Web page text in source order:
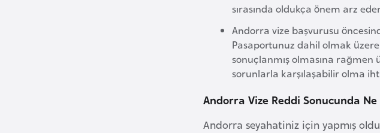
sırasında oldukça önem arz
Andorra vize başvurusu
Pasaportunuz dahil olmak
sonuçlanmış olmasına rağmen
sorunlarla karşılaşabilir olma
Andorra Vize Reddi Sonucunda Ne
Andorra seyahatiniz için yapmış